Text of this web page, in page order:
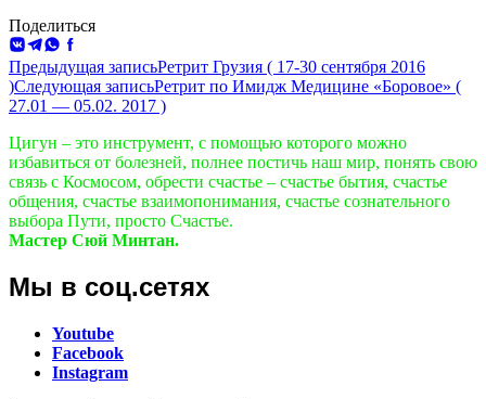
Поделиться
ВКонтакте
Telegram
WhatsApp
Facebook
Навигация
по
записям
Предыдущая записьРетрит Грузия ( 17-30 сентября 2016
)Следующая записьРетрит по Имидж Медицине «Боровое» (
27.01 — 05.02. 2017 )
Цигун – это инструмент, с помощью которого можно
избавиться от болезней, полнее постичь наш мир, понять свою
связь с Космосом, обрести счастье – счастье бытия, счастье
общения, счастье взаимопонимания, счастье сознательного
выбора Пути, просто Счастье.
Мастер Сюй Минтан.
Мы в соц.сетях
Youtube
Facebook
Instagram